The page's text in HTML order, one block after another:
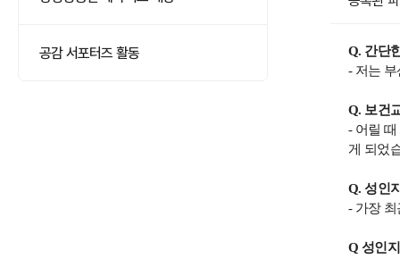
공감 서포터즈 활동 Q. 간단
- 저는
Q. 보건
- 어릴
게 되었
Q.성인
- 가장
Q 성인